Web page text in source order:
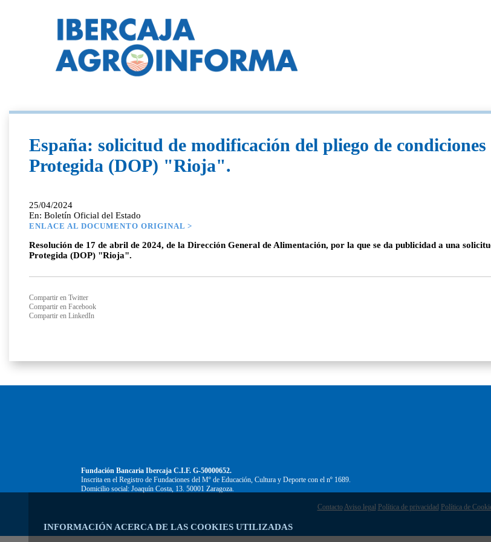
INFORMACIÓN ACERCA DE LAS COOKIES UTILIZADAS
España: solicitud de modificación del pliego de
Protegida (DOP) "Rioja".
25/04/2024
En: Boletín Oficial del Estado
ENLACE AL DOCUMENTO ORIGINAL >
Resolución de 17 de abril de 2024, de la Dirección General de Alimentación, por la que se da publicidad a una
Protegida (DOP) "Rioja".
Compartir en Twitter
Compartir en Facebook
Compartir en LinkedIn
Fundación Bancaria Ibercaja C.I.F. G-50000652.
Inscrita en el Registro de Fundaciones del Mº de Educación, Cultura y Deporte con el nº 1689.
Domicilio social: Joaquín Costa, 13. 50001 Zaragoza.
Contacto Aviso legal Política de privacidad Política de